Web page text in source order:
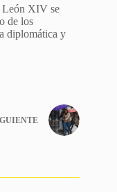
León XIV se
de los
diplomática y